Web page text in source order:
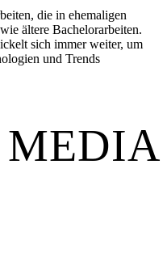
die in ehemaligen
ältere Bachelorarbeiten.
sich immer weiter, um
und Trends